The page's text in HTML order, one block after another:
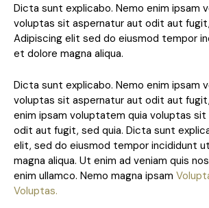
Dicta sunt explicabo. Nemo enim ipsam
voluptas sit aspernatur aut odit aut
Adipiscing elit sed do eiusmod tempor
et dolore magna aliqua.
Dicta sunt explicabo. Nemo enim ipsam
voluptas sit aspernatur aut odit aut
enim ipsam voluptatem quia voluptas
odit aut fugit, sed quia. Dicta sunt
elit, sed do eiusmod tempor incididunt
magna aliqua. Ut enim ad veniam quis
enim ullamco. Nemo magna ipsam
Voluptas.